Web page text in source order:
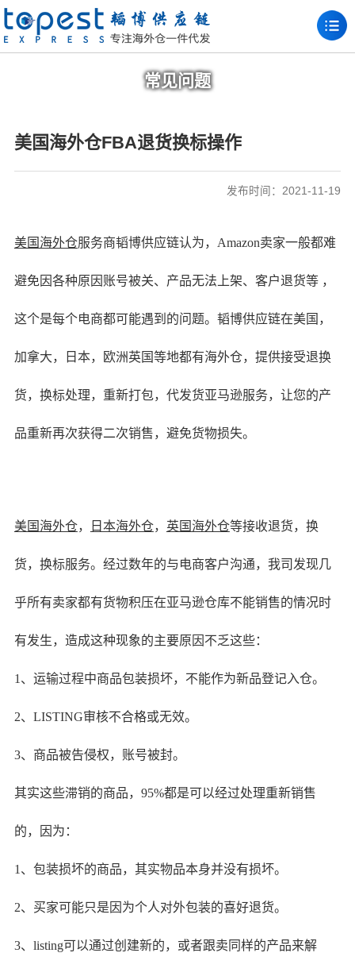
常见问题
美国海外仓FBA退货换标操作
发布时间：2021-11-19
美国海外仓服务商韬博供应链认为，Amazon卖家一般都难
避免因各种原因账号被关、产品无法上架、客户退货等 ，
这个是每个电商都可能遇到的问题。韬博供应链在美国，
加拿大，日本，欧洲英国等地都有海外仓，提供接受退换
货，换标处理，重新打包，代发货亚马逊服务，让您的产
品重新再次获得二次销售，避免货物损失。
美国海外仓， 日本海外仓， 英国海外仓等接收退货，换
货，换标服务。经过数年的与电商客户沟通，我司发现几
乎所有卖家都有货物积压在亚马逊仓库不能销售的情况时
有发生，造成这种现象的主要原因不乏这些：
1、运输过程中商品包装损坏，不能作为新品登记入仓。
2、LISTING审核不合格或无效。
3、商品被告侵权，账号被封。
其实这些滞销的商品，95%都是可以经过处理重新销售
的，因为：
1、包装损坏的商品，其实物品本身并没有损坏。
2、买家可能只是因为个人对外包装的喜好退货。
3、listing可以通过创建新的，或者跟卖同样的产品来解